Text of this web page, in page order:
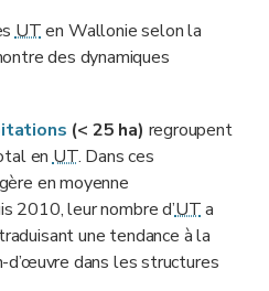
UTen Wallonie selon la
des dynamiques
(< 25 ha) regroupent
enUT. Dans ces
gère en moyenne
2010, leur nombre d’UTa
une tendance à la
d’œuvre dans les structures